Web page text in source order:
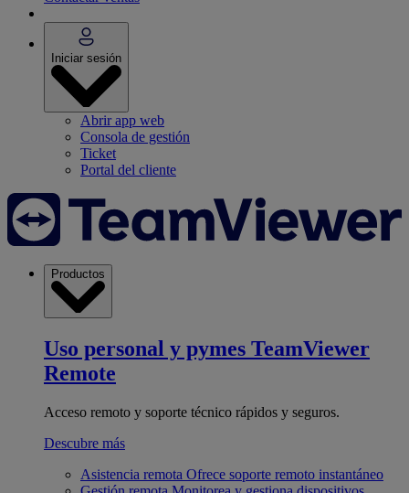
Iniciar sesión
Abrir app web
Consola de gestión
Ticket
Portal del cliente
Productos
Uso personal y pymes TeamViewer
Remote
Acceso remoto y soporte técnico rápidos y seguros.
Descubre más
Asistencia remota Ofrece soporte remoto instantáneo